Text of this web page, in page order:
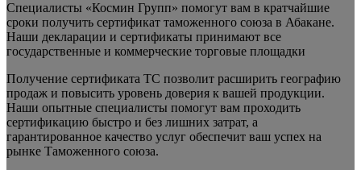
Специалисты «Космин Групп» помогут вам в кратчайшие
сроки получить сертификат таможенного союза в Абакане.
Наши декларации и сертификаты принимают все
государственные и коммерческие торговые площадки
Получение сертификата ТС позволит расширить географию
продаж и повысить уровень доверия к вашей продукции.
Наши опытные специалисты помогут вам проходить
сертификацию быстро и без лишних затрат, а
гарантированное качество услуг обеспечит ваш успех на
рынке Таможенного союза.